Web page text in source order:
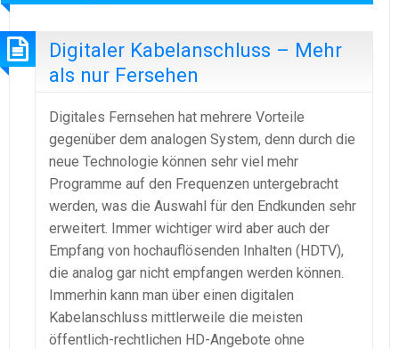
Digitaler Kabelanschluss – Mehr
als nur Fersehen
Digitales Fernsehen hat mehrere Vorteile
gegenüber dem analogen System, denn durch die
neue Technologie können sehr viel mehr
Programme auf den Frequenzen untergebracht
werden, was die Auswahl für den Endkunden sehr
erweitert. Immer wichtiger wird aber auch der
Empfang von hochauflösenden Inhalten (HDTV),
die analog gar nicht empfangen werden können.
Immerhin kann man über einen digitalen
Kabelanschluss mittlerweile die meisten
öffentlich-rechtlichen HD-Angebote ohne